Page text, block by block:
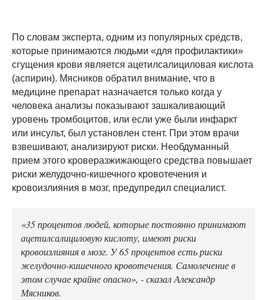
По словам эксперта, одним из популярных средств,
которые принимаются людьми «для профилактики»
сгущения крови является ацетилсалициловая кислота
(аспирин). Мясников обратил внимание, что в
медицине препарат назначается только когда у
человека анализы показывают зашкаливающий
уровень тромбоцитов, или если уже были инфаркт
или инсульт, был установлен стент. При этом врачи
взвешивают, анализируют риски. Необдуманный
прием этого кроверазжижающего средства повышает
риски желудочно-кишечного кровотечения и
кровоизлияния в мозг, предупредил специалист.
«35 процентов людей, которые постоянно принимают
ацетилсалициловую кислоту, имеют риски
кровоизлияния в мозг. У 65 процентов есть риски
желудочно-кишечного кровотечения. Самолечение в
этом случае крайне опасно», - сказал Александр
Мясников.